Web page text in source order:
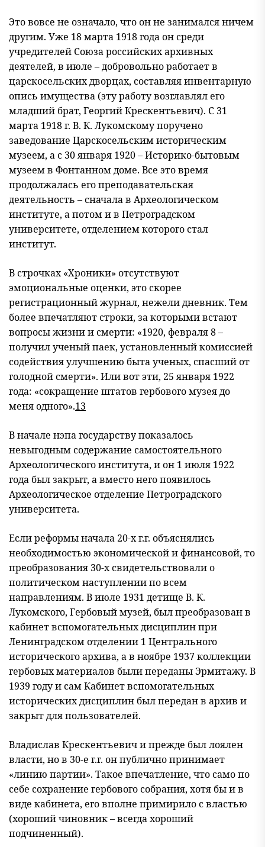
Это вовсе не означало, что он не занимался ничем
другим. Уже 18 марта 1918 года он среди
учредителей Союза российских архивных
деятелей, в июле – добровольно работает в
царскосельских дворцах, составляя инвентарную
опись имущества (эту работу возглавлял его
младший брат, Георгий Крескентьевич). С 31
марта 1918 г. В. К. Лукомскому поручено
заведование Царскосельским историческим
музеем, а с 30 января 1920 – Историко-бытовым
музеем в Фонтанном доме. Все это время
продолжалась его преподавательская
деятельность – сначала в Археологическом
институте, а потом и в Петроградском
университете, отделением которого стал
институт.
В строчках «Хроники» отсутствуют
эмоциональные оценки, это скорее
регистрационный журнал, нежели дневник. Тем
более впечатляют строки, за которыми встают
вопросы жизни и смерти: «1920, февраля 8 –
получил ученый паек, установленный комиссией
содействия улучшению быта ученых, спасший от
голодной смерти». Или вот эти, 25 января 1922
года: «сокращение штатов гербового музея до
меня одного».13
В начале нэпа государству показалось
невыгодным содержание самостоятельного
Археологического института, и он 1 июля 1922
года был закрыт, а вместо него появилось
Археологическое отделение Петроградского
университета.
Если реформы начала 20-х г.г. объяснялись
необходимостью экономической и финансовой, то
преобразования 30-х свидетельствовали о
политическом наступлении по всем
направлениям. В июле 1931 детище В. К.
Лукомского, Гербовый музей, был преобразован в
кабинет вспомогательных дисциплин при
Ленинградском отделении 1 Центрального
исторического архива, а в ноябре 1937 коллекции
гербовых материалов были переданы Эрмитажу. В
1939 году и сам Кабинет вспомогательных
исторических дисциплин был передан в архив и
закрыт для пользователей.
Владислав Крескентьевич и прежде был лоялен
власти, но в 30-е г.г. он публично принимает
«линию партии». Такое впечатление, что само по
себе сохранение гербового собрания, хотя бы и в
виде кабинета, его вполне примирило с властью
(хороший чиновник – всегда хороший
подчиненный).